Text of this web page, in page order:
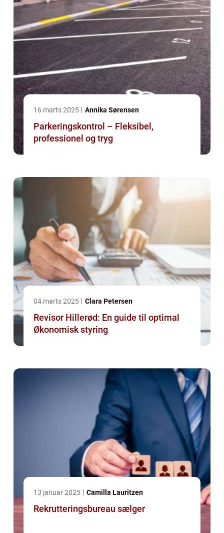
16 marts 2025 Annika Sørensen
Parkeringskontrol – Fleksibel,
professionel og tryg
04 marts 2025 Clara Petersen
Revisor Hillerød: En guide til optimal
Økonomisk styring
13 januar 2025 Camilla Lauritzen
Rekrutteringsbureau sælger